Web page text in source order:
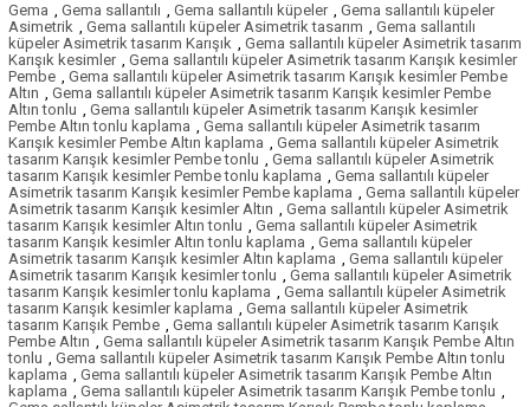
Gema , Gema sallantılı , Gema sallantılı küpeler , Gema sallantılı küpeler
Asimetrik , Gema sallantılı küpeler Asimetrik tasarım , Gema sallantılı
küpeler Asimetrik tasarım Karışık , Gema sallantılı küpeler Asimetrik tasarım
Karışık kesimler , Gema sallantılı küpeler Asimetrik tasarım Karışık kesimler
Pembe , Gema sallantılı küpeler Asimetrik tasarım Karışık kesimler Pembe
Altın , Gema sallantılı küpeler Asimetrik tasarım Karışık kesimler Pembe
Altın tonlu , Gema sallantılı küpeler Asimetrik tasarım Karışık kesimler
Pembe Altın tonlu kaplama , Gema sallantılı küpeler Asimetrik tasarım
Karışık kesimler Pembe Altın kaplama , Gema sallantılı küpeler Asimetrik
tasarım Karışık kesimler Pembe tonlu , Gema sallantılı küpeler Asimetrik
tasarım Karışık kesimler Pembe tonlu kaplama , Gema sallantılı küpeler
Asimetrik tasarım Karışık kesimler Pembe kaplama , Gema sallantılı küpeler
Asimetrik tasarım Karışık kesimler Altın , Gema sallantılı küpeler Asimetrik
tasarım Karışık kesimler Altın tonlu , Gema sallantılı küpeler Asimetrik
tasarım Karışık kesimler Altın tonlu kaplama , Gema sallantılı küpeler
Asimetrik tasarım Karışık kesimler Altın kaplama , Gema sallantılı küpeler
Asimetrik tasarım Karışık kesimler tonlu , Gema sallantılı küpeler Asimetrik
tasarım Karışık kesimler tonlu kaplama , Gema sallantılı küpeler Asimetrik
tasarım Karışık kesimler kaplama , Gema sallantılı küpeler Asimetrik
tasarım Karışık Pembe , Gema sallantılı küpeler Asimetrik tasarım Karışık
Pembe Altın , Gema sallantılı küpeler Asimetrik tasarım Karışık Pembe Altın
tonlu , Gema sallantılı küpeler Asimetrik tasarım Karışık Pembe Altın tonlu
kaplama , Gema sallantılı küpeler Asimetrik tasarım Karışık Pembe Altın
kaplama , Gema sallantılı küpeler Asimetrik tasarım Karışık Pembe tonlu ,